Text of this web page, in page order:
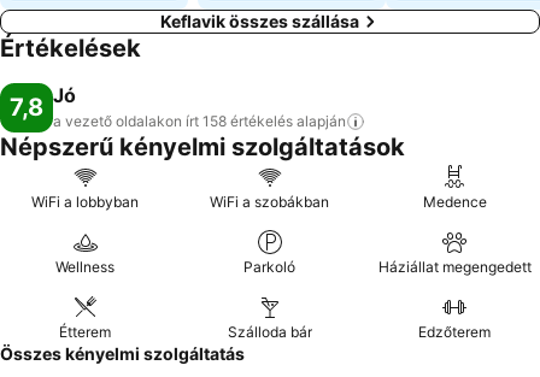
Keflavik összes szállása
Értékelések
7,8 Jó
a vezető oldalakon írt 158 értékelés alapján
Népszerű kényelmi szolgáltatások
WiFi a lobbyban WiFi a szobákban Medence
Wellness Parkoló Háziállat megengedett
Étterem Szálloda bár Edzőterem
Összes kényelmi szolgáltatás